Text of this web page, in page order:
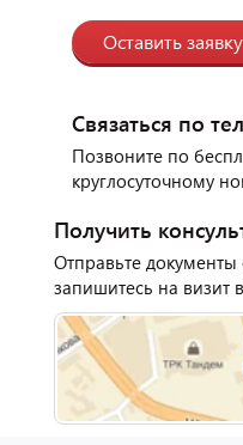
Отзыв от
Оставить заявку
Связаться по
Позвоните по
круглосуточному
Получить
Отправьте
запишитесь на